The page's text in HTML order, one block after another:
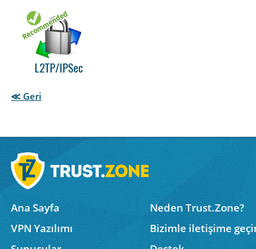
L2TP/IPSec
≪ Geri
Ana Sayfa
Neden Trust.Zone?
VPN Yazılımı
Bizimle iletişime